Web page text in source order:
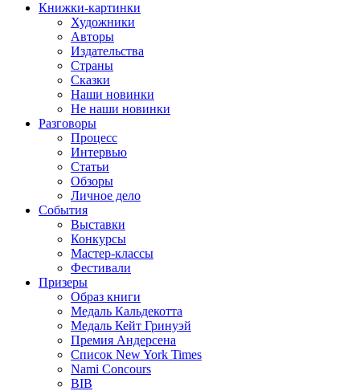
Книжки-картинки
Художники
Авторы
Издательства
Страны
Сказки
Наши новинки
Не наши новинки
Разговоры
Процесс
Интервью
Статьи
Обзоры
Личное дело
События
Выставки
Конкурсы
Мастер-классы
Фестивали
Призеры
Образ книги
Медаль Кальдекотта
Медаль Кейт Гринуэй
Премия Андерсена
Список New York Times
Nami Concours
BIB